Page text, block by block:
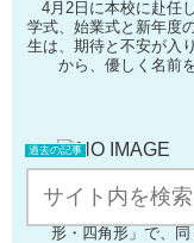
4月2日に本校に赴任
学式、始業式と新年度
生は、期待と不安が入
から、優しく名前
過去の記事
冬休みを終え、２年生
んな元気に登校してき
みの思い出を楽しそう
形・四角形」で、同